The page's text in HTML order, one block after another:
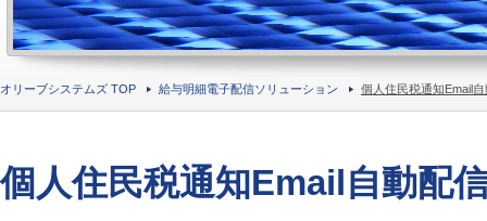
オリーブシステムズ TOP 給与明細電子配信ソリューション 個人住民税通知Email
個人住民税通知Email自動